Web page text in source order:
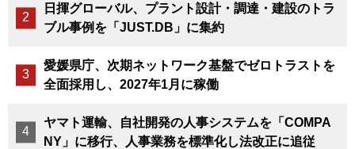
日揮グローバル、プラント設計・調達・建設のトラ
ブル事例を「JUST.DB」に集約
愛媛県庁、次期ネットワーク基盤でゼロトラストを
全面採用し、2027年1月に稼働
ヤマト運輸、自社開発の人事システムを「COMPA
NY」に移行、人事業務を標準化し法改正に追従